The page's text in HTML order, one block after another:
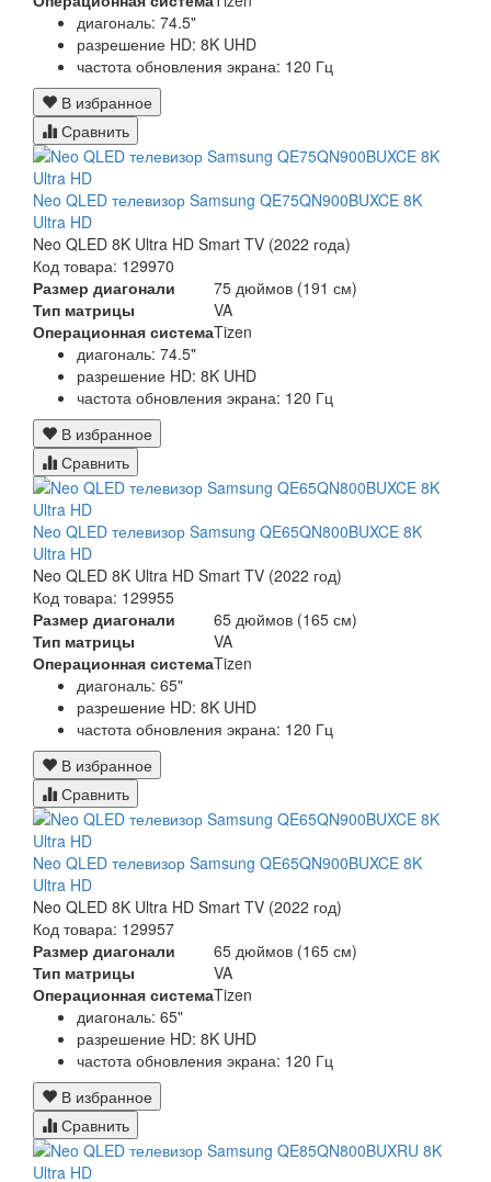
диагональ: 74.5"
разрешение HD: 8K UHD
частота обновления экрана: 120 Гц
В избранное
Сравнить
Neo QLED телевизор Samsung QE75QN900BUXCE 8K
Ultra HD
Neo QLED 8K Ultra HD Smart TV (2022 года)
Код товара: 129970
Размер диагонали
75 дюймов (191 см)
Тип матрицы
VA
Операционная системаTizen
диагональ: 74.5"
разрешение HD: 8K UHD
частота обновления экрана: 120 Гц
В избранное
Сравнить
Neo QLED телевизор Samsung QE65QN800BUXCE 8K
Ultra HD
Neo QLED 8K Ultra HD Smart TV (2022 год)
Код товара: 129955
Размер диагонали
65 дюймов (165 см)
Тип матрицы
VA
Операционная системаTizen
диагональ: 65"
разрешение HD: 8K UHD
частота обновления экрана: 120 Гц
В избранное
Сравнить
Neo QLED телевизор Samsung QE65QN900BUXCE 8K
Ultra HD
Neo QLED 8K Ultra HD Smart TV (2022 год)
Код товара: 129957
Размер диагонали
65 дюймов (165 см)
Тип матрицы
VA
Операционная системаTizen
диагональ: 65"
разрешение HD: 8K UHD
частота обновления экрана: 120 Гц
В избранное
Сравнить